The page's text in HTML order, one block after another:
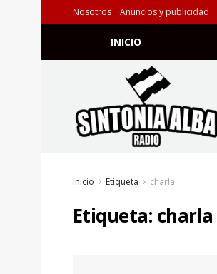
Nosotros Anuncios y publicidad
INICIO
Inicio Etiqueta charla
Etiqueta: charla